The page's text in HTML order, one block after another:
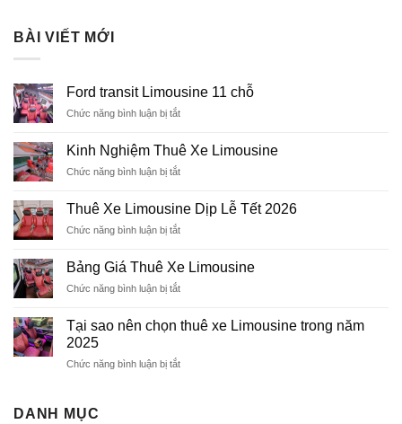
BÀI VIẾT MỚI
Ford transit Limousine 11 chỗ
Chức năng bình luận bị tắt
transit
Kinh Nghiệm Thuê Xe Limousine
Chức năng bình luận bị tắt
Nghiệm
Thuê Xe Limousine Dịp Lễ Tết 2026
Chức năng bình luận bị tắt
Xe
Tết
Bảng Giá Thuê Xe Limousine
Chức năng bình luận bị tắt
Giá
Tại sao nên chọn thuê xe Limousine trong năm
2025
Chức năng bình luận bị tắt
DANH MỤC